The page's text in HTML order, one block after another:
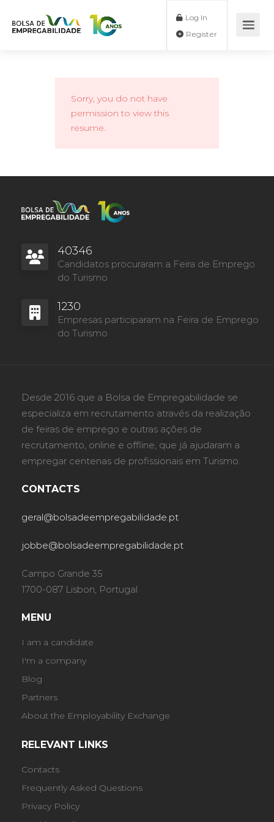
Log In
Sorry, you do not have
permission to view this
resume.
40346
Candidatos procuraram a Feira de Emprego
do Turismo
1230
Empresas participaram na Feira de Emprego
do Turismo
Desde 2016 que a Bolsa de Empregabilidade se
especializa em recrutamento através da realização
de feiras de emprego e outras ações de
recrutamento, online e offline, que já ajudaram a
empregar centenas de profissionais em Turismo.
CONTACTS
geral@bolsadeempregabilidade.pt
jobbe@bolsadeempregabilidade.pt
Campo Grande 35
1700-087 Lisbon, Portugal
MENU
I am a candidate
I'm a company
Blog
Partners
About the Employability Exchange
RELEVANT LINKS
Contacts
Frequently Asked Questions
Privacy Policy